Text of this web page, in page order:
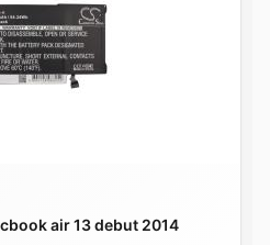
air 13 debut 2014